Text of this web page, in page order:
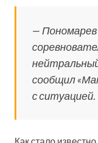
— Пономарев
сообщил
с ситуацией.
Как стало